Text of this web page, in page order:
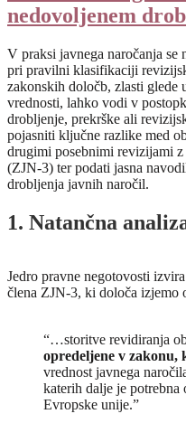
nedovoljenem
V praksi javnega naročanja
pri pravilni klasifikaciji
zakonskih določb, zlasti glede
vrednosti, lahko vodi v
drobljenje, prekrške ali
pojasniti ključne razlike med
drugimi posebnimi revizijami
(ZJN-3) ter podati jasna
drobljenja javnih naročil.
1. Natančna
Jedro pravne negotovosti
člena ZJN-3, ki določa izjemo
“…storitve revidiranja
opredeljene v
vrednost javnega
katerih dalje je
Evropske unije.”